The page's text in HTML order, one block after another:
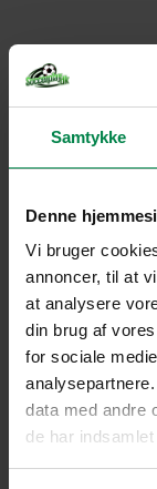
Samtykke
Denne
Vi bruger
annoncer, til at
at analysere
din brug af
for sociale
data med andre
de har